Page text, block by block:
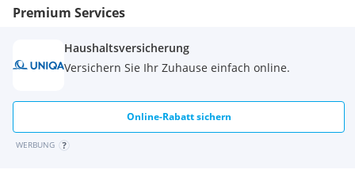
Fazit
"Ein Viertel Grün" vereint modernes Wohnen mit hoher
Lebensqualität in einer grünen Umgebung. Die
hervorragende Infrastruktur, das breite Bildungsangebot und
besonders attraktiv für Familien, Paare und alle, die Wert auf
eine ausgewogene Work-Life-Balance legen.
Premium Services
Haushaltsversicherung
Versichern Sie Ihr Zuhause einfach online.
Online-Rabatt sichern
WERBUNG